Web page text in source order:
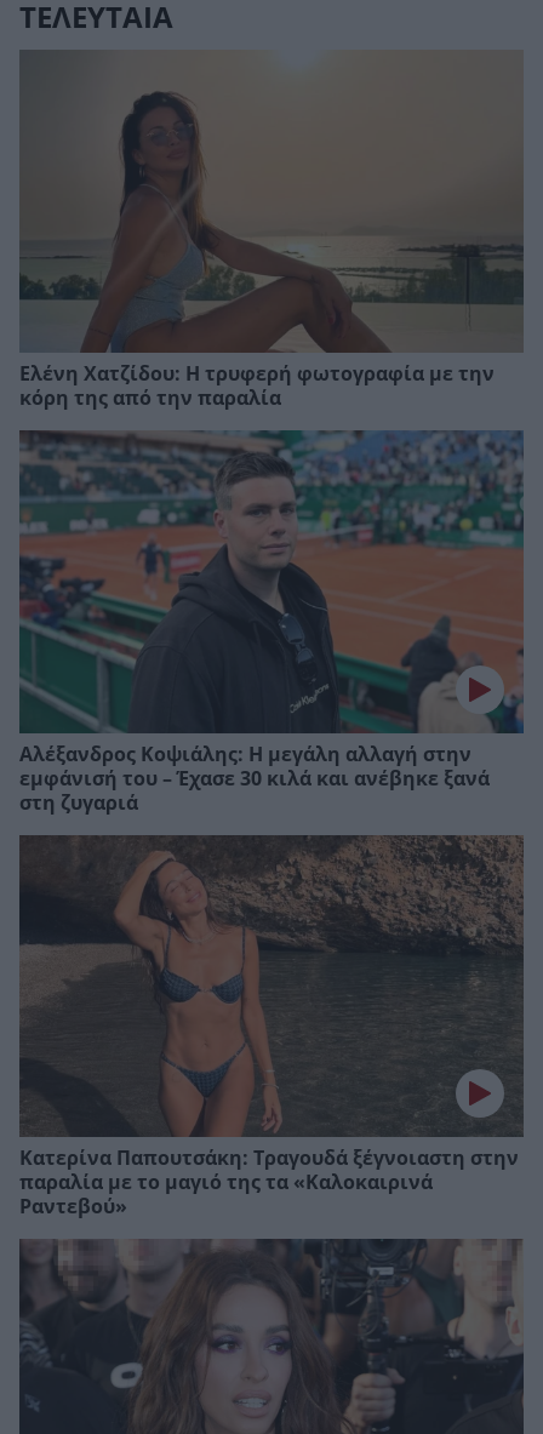
ΤΕΛΕΥΤΑΙΑ
Ελένη Χατζίδου: Η τρυφερή φωτογραφία με την
κόρη της από την παραλία
Αλέξανδρος Κοψιάλης: Η μεγάλη αλλαγή στην
εμφάνισή του – Έχασε 30 κιλά και ανέβηκε ξανά
στη ζυγαριά
Κατερίνα Παπουτσάκη: Τραγουδά ξέγνοιαστη στην
παραλία με το μαγιό της τα «Καλοκαιρινά
Ραντεβού»